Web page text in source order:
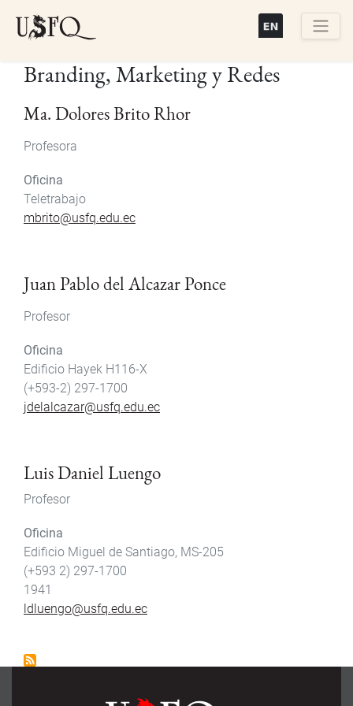
principal
Branding, Marketing y Redes
Ma. Dolores Brito Rhor
Profesora
Oficina
Teletrabajo
mbrito@usfq.edu.ec
Juan Pablo del Alcazar Ponce
Profesor
Oficina
Edificio Hayek H116-X
(+593-2) 297-1700
jdelalcazar@usfq.edu.ec
Luis Daniel Luengo
Profesor
Oficina
Edificio Miguel de Santiago, MS-205
(+593 2) 297-1700
1941
ldluengo@usfq.edu.ec